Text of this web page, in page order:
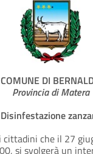
COMUNE DI
Provincia di Matera
Disinfestazione
cittadini che il 27
si svolgerà un